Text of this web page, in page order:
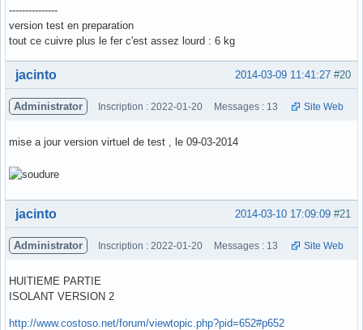
---------------
version test en preparation
tout ce cuivre plus le fer c'est assez lourd : 6 kg
Hors ligne #20
2014-03-09 11:41:27
jacinto
Administrator Inscription : 2022-01-20 Messages : 13 Site Web
mise a jour version virtuel de test , le 09-03-2014
Hors ligne #21
2014-03-10 17:09:09
jacinto
Administrator Inscription : 2022-01-20 Messages : 13 Site Web
HUITIEME PARTIE
ISOLANT VERSION 2
http://www.costoso.net/forum/viewtopic.php?pid=652#p652